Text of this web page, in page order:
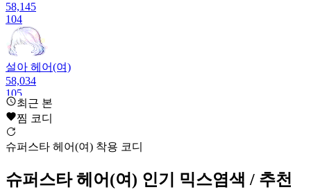
58,145
104
설아 헤어(여)
58,034
105
미미 헤어(여)
106
최근 본
찜 코디
슈퍼스타 헤어(여) 착용 코디
슈퍼스타 헤어(여) 인기 믹스염색 / 추천